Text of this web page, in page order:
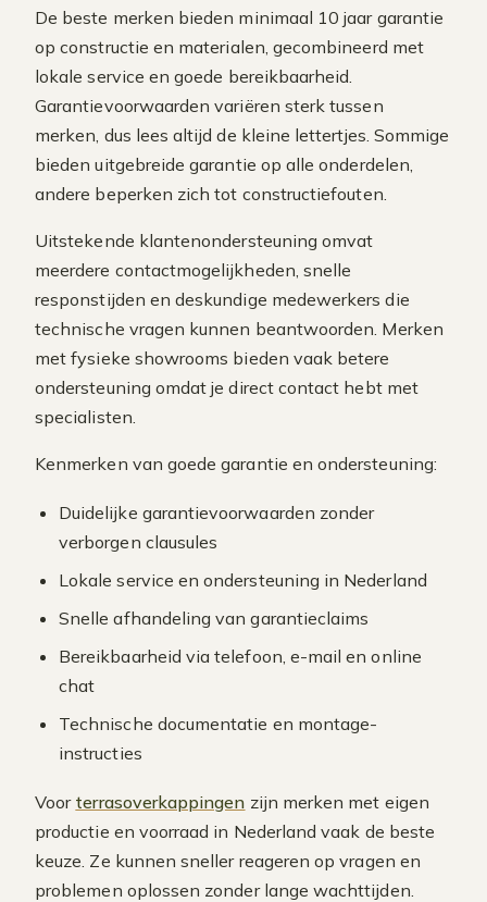
De beste merken bieden minimaal 10 jaar garantie
op constructie en materialen, gecombineerd met
lokale service en goede bereikbaarheid.
Garantievoorwaarden variëren sterk tussen
merken, dus lees altijd de kleine lettertjes. Sommige
bieden uitgebreide garantie op alle onderdelen,
andere beperken zich tot constructiefouten.
Uitstekende klantenondersteuning omvat
meerdere contactmogelijkheden, snelle
responstijden en deskundige medewerkers die
technische vragen kunnen beantwoorden. Merken
met fysieke showrooms bieden vaak betere
ondersteuning omdat je direct contact hebt met
specialisten.
Kenmerken van goede garantie en ondersteuning:
Duidelijke garantievoorwaarden zonder
verborgen clausules
Lokale service en ondersteuning in Nederland
Snelle afhandeling van garantieclaims
Bereikbaarheid via telefoon, e-mail en online
chat
Technische documentatie en montage-
instructies
Voor terrasoverkappingen zijn merken met eigen
productie en voorraad in Nederland vaak de beste
keuze. Ze kunnen sneller reageren op vragen en
problemen oplossen zonder lange wachttijden.